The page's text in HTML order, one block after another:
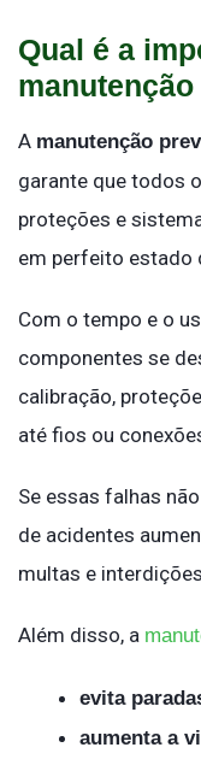
Qual é a
A manutenção
garante que todos
proteções e
em perfeito estado
Com o tempo e o
componentes se
calibração,
até fios ou
Se essas falhas
de acidentes
multas e
Além disso, a
evita
aumenta a